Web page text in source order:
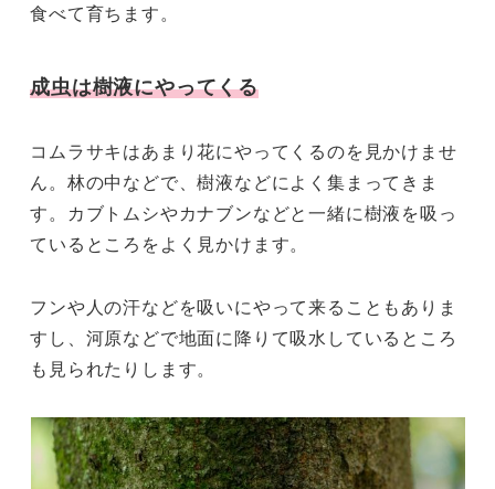
食べて育ちます。
成虫は樹液にやってくる
コムラサキはあまり花にやってくるのを見かけませ
ん。林の中などで、樹液などによく集まってきま
す。カブトムシやカナブンなどと一緒に樹液を吸っ
ているところをよく見かけます。
フンや人の汗などを吸いにやって来ることもありま
すし、河原などで地面に降りて吸水しているところ
も見られたりします。